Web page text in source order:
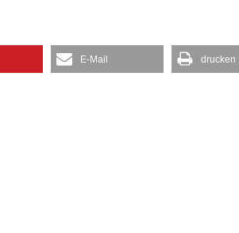
E-Mail drucken